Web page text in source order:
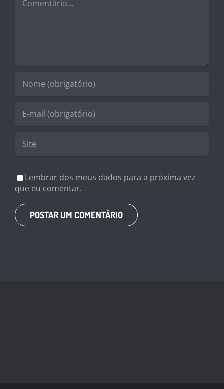
Lembrar dos meus dados para a próxima vez
que eu comentar.